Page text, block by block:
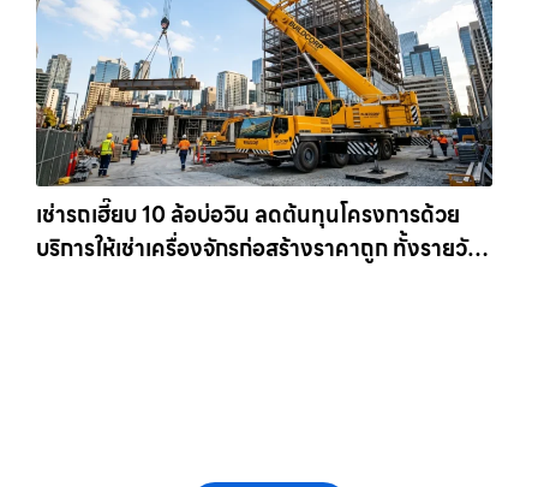
เช่ารถเฮี๊ยบ 10 ล้อบ่อวิน ลดต้นทุนโครงการด้วย
บริการให้เช่าเครื่องจักรก่อสร้างราคาถูก ทั้งรายวัน